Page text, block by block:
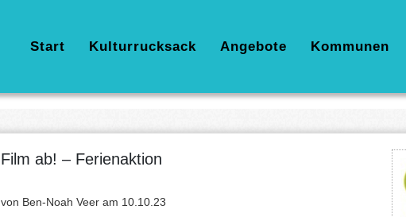
Hauptnavigation
Start Kulturrucksack Angebote Kommunen
Film ab! – Ferienaktion
von Ben-Noah Veer am 10.10.23